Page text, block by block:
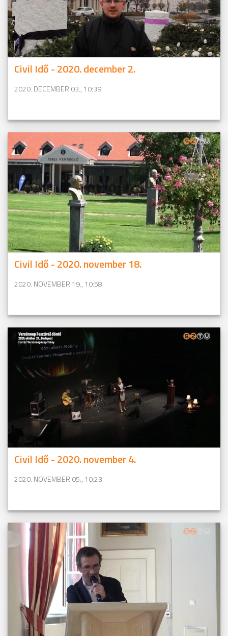
Civil Idő - 2020. december 2.
2020. DECEMBER 03., 10:39
Civil Idő - 2020. november 18.
2020. NOVEMBER 19., 10:58
Civil Idő - 2020. november 4.
2020. NOVEMBER 05., 10:23